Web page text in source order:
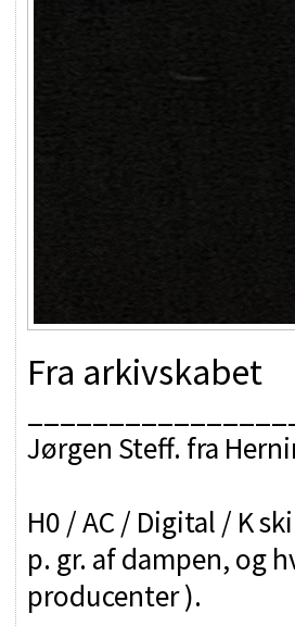
Fra arkivskabet
Jørgen Steff. fra
H0 / AC / Digital / K
p. gr. af dampen, og
producenter ).